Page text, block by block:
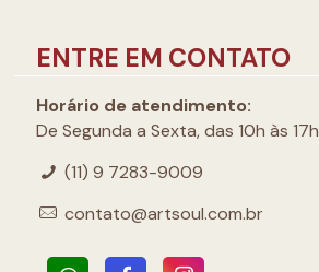
ENTRE EM CONTATO
Horário de atendimento:
De Segunda a Sexta, das 10h às 17h
(11) 9 7283-9009
contato@artsoul.com.br